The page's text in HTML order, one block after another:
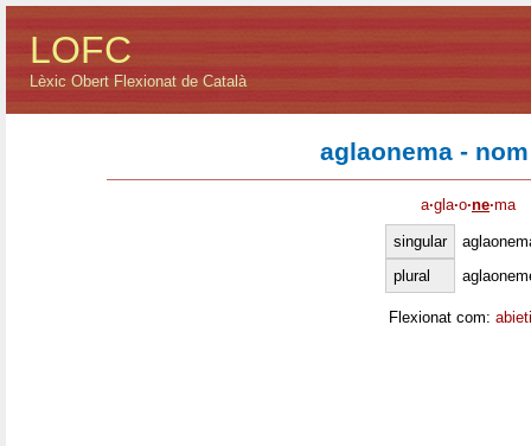
LOFC
Lèxic Obert Flexionat de Català
aglaonema -
a·gla·o·ne·ma
singular
plural
Flexionat com: